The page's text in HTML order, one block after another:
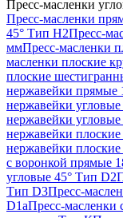
Пресс-масленки
Пресс-масленки
45° Тип H2Пресс-
ммПресс-масленки
масленки плоские
плоские
нержавейки прямые
нержавейки
нержавейки
нержавейки
нержавейки
с воронкой прямые
угловые 45° Тип D2
Тип D3Пресс-
D1aПресс-